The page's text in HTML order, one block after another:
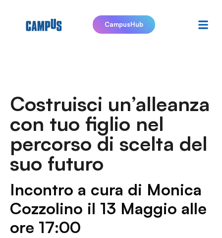
CampusHub
Costruisci un’alleanza
con tuo figlio nel
percorso di scelta del
suo futuro
Incontro a cura di Monica
Cozzolino il 13 Maggio alle
ore 17:00